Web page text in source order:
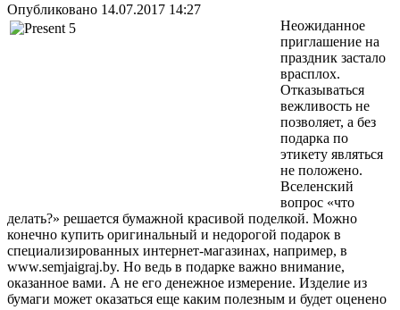
Опубликовано 14.07.2017 14:27
Неожиданное
приглашение на
праздник застало
врасплох.
Отказываться
вежливость не
позволяет, а без
подарка по
этикету являться
не положено.
Вселенский
вопрос «что
делать?» решается бумажной красивой поделкой. Можно
конечно купить оригинальный и недорогой подарок в
специализированных интернет-магазинах, например, в
www.semjaigraj.by. Но ведь в подарке важно внимание,
оказанное вами. А не его денежное измерение. Изделие из
бумаги может оказаться еще каким полезным и будет оценено